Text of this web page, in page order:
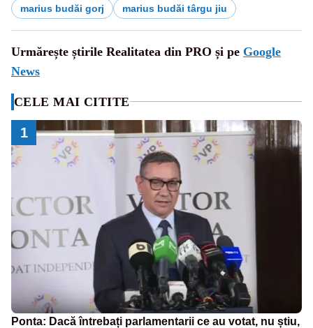
marius budăi gorj marius budăi târgu jiu
Urmărește știrile Realitatea din PRO și pe Google
News
CELE MAI CITITE
1
Ponta: Dacă întrebați parlamentarii ce au votat, nu știu,